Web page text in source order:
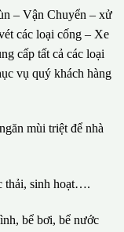
– Vận Chuyển – xử
các loại cống – Xe
cấp tất cả các loại
vụ quý khách hàng
mùi triệt để nhà
thải, sinh hoạt….
bể bơi, bể nước